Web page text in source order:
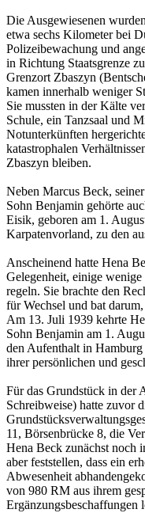
Die Ausgewiesenen
etwa sechs Kilometer bei
Polizeibewachung und
in Richtung Staatsgrenze
Grenzort Zbaszyn
kamen innerhalb weniger
Sie mussten in der Kälte
Schule, ein Tanzsaal und
Notunterkünften
katastrophalen
Zbaszyn bleiben.
Neben Marcus Beck,
Sohn Benjamin gehörte
Eisik, geboren am 1.
Karpatenvorland, zu den
Anscheinend hatte Hena
Gelegenheit, einige
regeln. Sie brachte den
für Wechsel und bat
Am 13. Juli 1939 kehrte
Sohn Benjamin am 1.
den Aufenthalt in
ihrer persönlichen und
Für das Grundstück in der
Schreibweise) hatte zuvor
11, Börsenbrücke 8, die
Hena Beck zunächst noch
aber feststellen, dass ein
Abwesenheit
von 980 RM aus ihrem
Ergänzungsbeschaffungen